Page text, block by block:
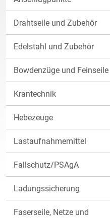
Drahtseile und Zubehör
Edelstahl und Zubehör
Bowdenzüge und Feinseile
Krantechnik
Hebezeuge
Lastaufnahmemittel
Fallschutz/PSAgA
Ladungssicherung
Faserseile, Netze und